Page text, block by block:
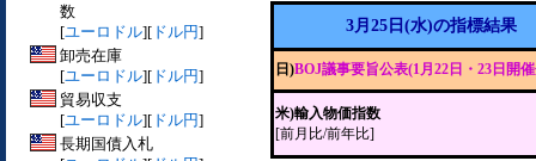
数
[ユーロドル][ ドル円]
卸売在庫
[ユーロドル][ ドル円]
貿易収支
[ユーロドル][ ドル円]
長期国債入札
3月25日(水)の指標結果
日)BOJ議事要旨公表(1月22日・23日開
米)輸入物価指数
[前月比/前年比]